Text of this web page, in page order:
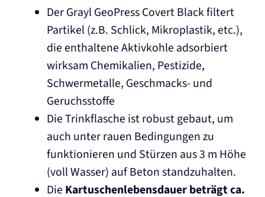
Der Grayl GeoPress Covert Black filtert
Partikel (z.B. Schlick, Mikroplastik, etc.),
die enthaltene Aktivkohle adsorbiert
wirksam Chemikalien, Pestizide,
Schwermetalle, Geschmacks- und
Geruchsstoffe
Die Trinkflasche ist robust gebaut, um
auch unter rauen Bedingungen zu
funktionieren und Stürzen aus 3 m Höhe
(voll Wasser) auf Beton standzuhalten.
Die Kartuschenlebensdauer beträgt ca.